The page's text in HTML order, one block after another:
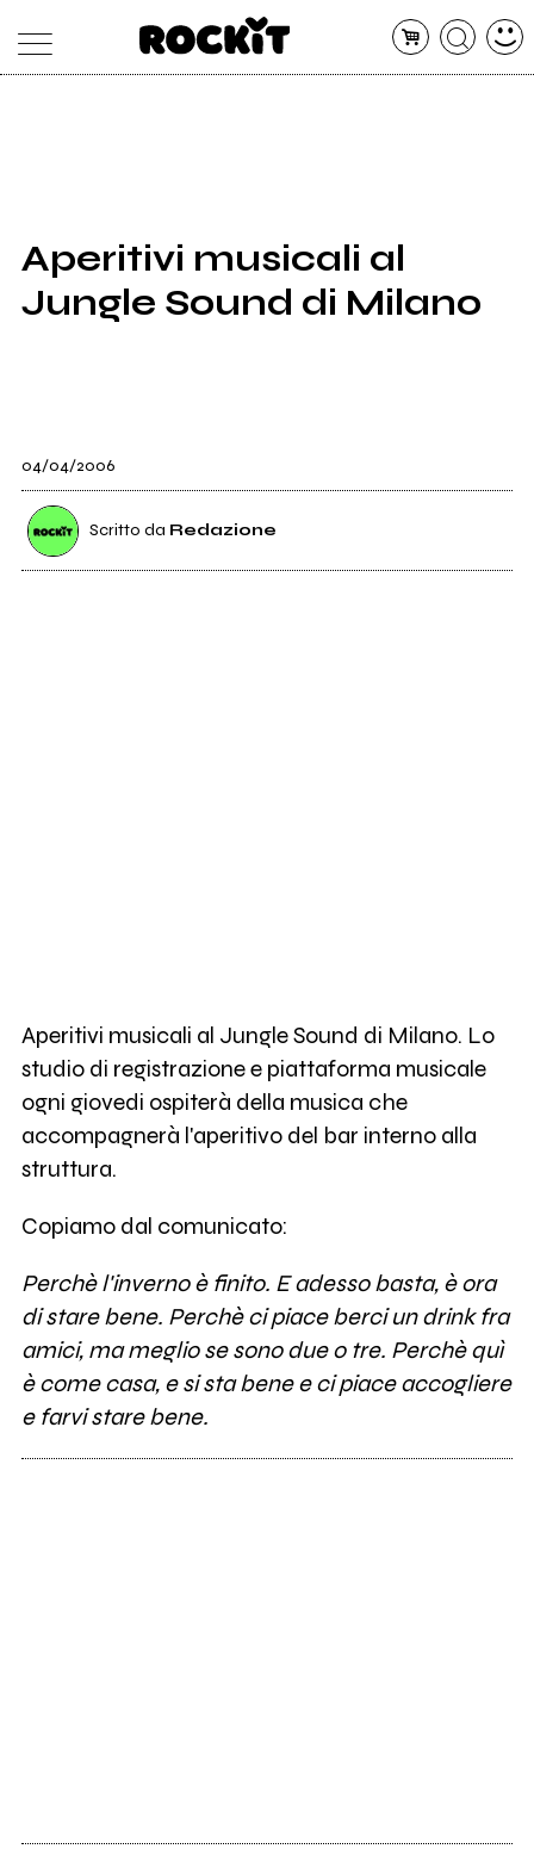
SHOP
RADIO
Aperitivi musicali al
Jungle Sound di Milano
04/04/2006
Scritto da Redazione
Aperitivi musicali al Jungle Sound di Milano. Lo
studio di registrazione e piattaforma musicale
ogni giovedi ospiterà della musica che
accompagnerà l'aperitivo del bar interno alla
struttura.
Copiamo dal comunicato:
Perchè l'inverno è finito. E adesso basta, è ora
di stare bene. Perchè ci piace berci un drink fra
amici, ma meglio se sono due o tre. Perchè quì
è come casa, e si sta bene e ci piace accogliere
e farvi stare bene.